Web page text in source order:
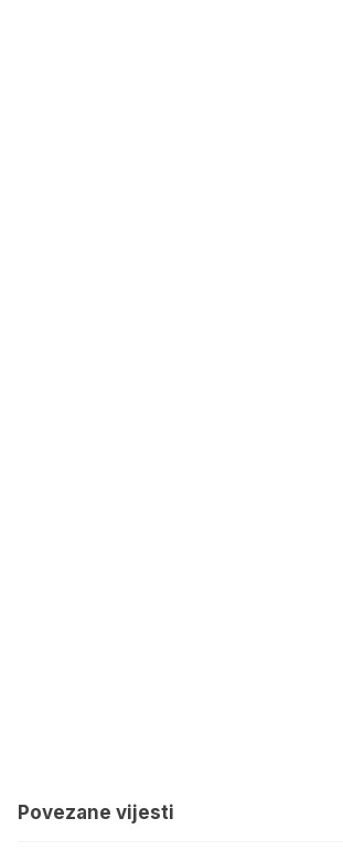
Povezane vijesti